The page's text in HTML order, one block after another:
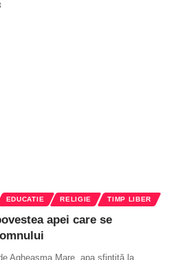
EDUCATIE RELIGIE TIMP LIBER
apei care se
Agheasma Mare, apa sfințită la